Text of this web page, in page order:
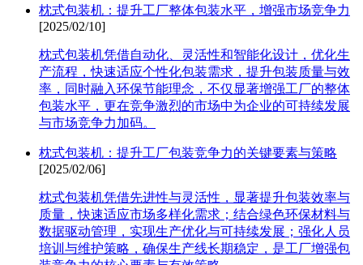
枕式包装机：提升工厂整体包装水平，增强市场竞争力
[2025/02/10]
枕式包装机凭借自动化、灵活性和智能化设计，优化生
产流程，快速适应个性化包装需求，提升包装质量与效
率，同时融入环保节能理念，不仅显著增强工厂的整体
包装水平，更在竞争激烈的市场中为企业的可持续发展
与市场竞争力加码。
枕式包装机：提升工厂包装竞争力的关键要素与策略
[2025/02/06]
枕式包装机凭借先进性与灵活性，显著提升包装效率与
质量，快速适应市场多样化需求；结合绿色环保材料与
数据驱动管理，实现生产优化与可持续发展；强化人员
培训与维护策略，确保生产线长期稳定，是工厂增强包